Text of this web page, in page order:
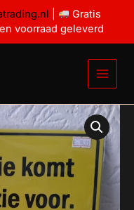
Gratis
voorraad geleverd